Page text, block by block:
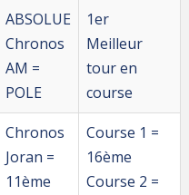
ABSOLUE
Chronos
AM =
POLE
1er
Meilleur
tour en
course
Chronos
Joran =
11ème
Course 1 =
16ème
Course 2 =